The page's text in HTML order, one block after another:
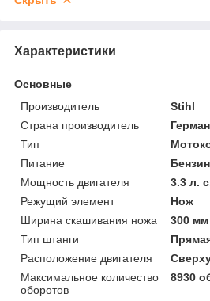
Характеристики
Основные
Производитель
Stihl
Страна производитель
Тип
Питание
Мощность двигателя
3.3 л.
Режущий элемент
Нож
Ширина скашивания ножа
300 мм
Тип штанги
Расположение двигателя
Максимальное количество
оборотов
8930